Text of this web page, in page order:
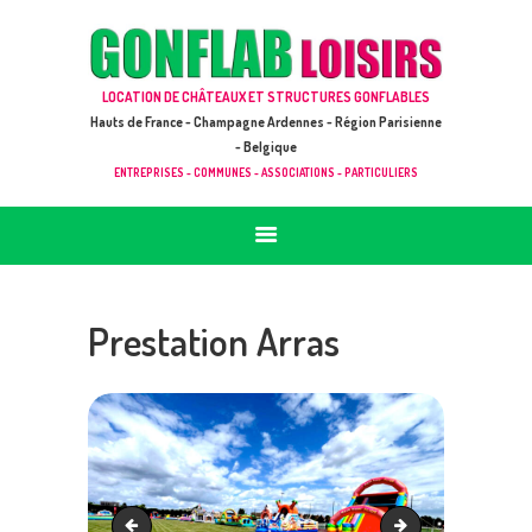
LOCATION DE CHÂTEAUX ET STRUCTURES GONFLABLES
Hauts de France - Champagne Ardennes - Région Parisienne
- Belgique
ENTREPRISES - COMMUNES - ASSOCIATIONS - PARTICULIERS
GONFLAB LOISIRS
ACCUEIL
JEUX À LOUER & PRESTATIONS
CATALOGUE / TARIF
DEMANDE DE DEVIS (SOUS 24H)
Prestation Arras
Prestation Valenciennes Location aire de jeu